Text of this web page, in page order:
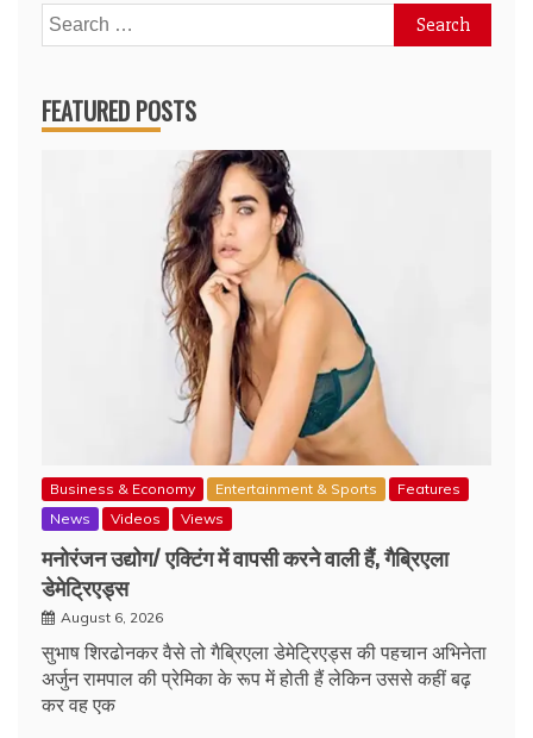
Search
for:
FEATURED POSTS
Business & Economy Entertainment & Sports
Features
News
Videos Views
मनोरंजन उद्योग/ एक्टिंग में वापसी करने वाली हैं, गैब्रिएला
डेमेट्रिएड्स
August 6, 2026
सुभाष शिरढोनकर वैसे तो गैब्रिएला डेमेट्रिएड्स की पहचान अभिनेता
अर्जुन रामपाल की प्रेमिका के रूप में होती हैं लेकिन उससे कहीं बढ़
कर वह एक